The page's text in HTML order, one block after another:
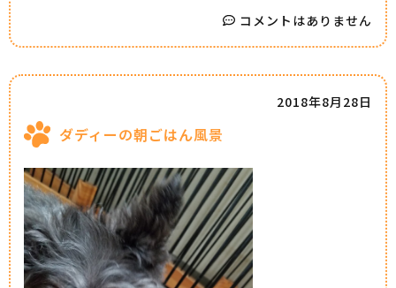
コメントはありません
ダディーの朝ごはん風景
2018年8月28日